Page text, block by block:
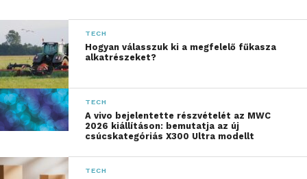
berendezés megszokott
formáját, és mégis nagy
teljesítményű termékeket
gyártsunk. Mi találtuk fel
a ciklonikus,
szívóteljesítmény-
veszteség nélküli
TECH
Hogyan válasszuk ki a megfelelő fűkasza
alkatrészeket?
TECH
A vivo bejelentette részvételét az MWC
2026 kiállításon: bemutatja az új
csúcskategóriás X300 Ultra modellt
TECH